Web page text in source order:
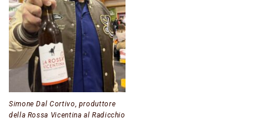
Simone Dal Cortivo, produttore
della Rossa Vicentina al Radicchio